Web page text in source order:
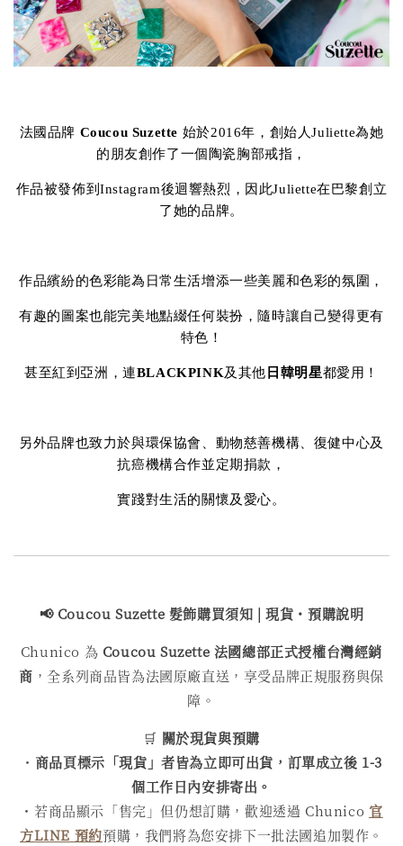
法國品牌 Coucou Suzette 始於2016年，創始人Juliette為她
的朋友創作了一個陶瓷胸部戒指，
作品被發佈到Instagram後迴響熱烈，因此Juliette在巴黎創立
了她的品牌。
作品繽紛的色彩能為日常生活增添一些美麗和色彩的氛圍，
有趣的圖案也能完美地點綴任何裝扮，隨時讓自己變得更有
特色！
甚至紅到亞洲，連BLACKPINK及其他 日韓明星都愛用！
另外品牌也致力於與環保協會、動物慈善機構、復健中心及
抗癌機構合作並定期捐款，
實踐對生活的關懷及愛心。
📢 Coucou Suzette 髮飾購買須知 | 現貨・預購說明
Chunico 為 Coucou Suzette 法國總部正式授權台灣經銷
商 ，全系列商品皆為法國原廠直送，享受品牌正規服務與保
障。
🛒 關於現貨與預購
・ 商品頁標示「現貨」者皆為立即可出貨，訂單成立後 1-3
個工作日內安排寄出。
・若商品顯示「售完」但仍想訂購，歡迎透過 Chunico 官
方LINE 預約預購，我們將為您安排下一批法國追加製作。